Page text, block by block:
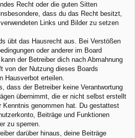
Recht oder die guten Sitten
dass du das Recht besitzt,
Links und Bilder zu setzen
übt das Hausrecht aus. Bei Verstößen
oder anderer im Board
der Betreiber dich nach Abmahnung
von der Nutzung dieses Boards
Hausverbot erteilen.
dass der Betreiber keine Verantwortung
übernimmt, die er nicht selbst erstellt
Kenntnis genommen hat. Du gestattest
Beiträge und Funktionen
zu sperren.
darüber hinaus, deine Beiträge